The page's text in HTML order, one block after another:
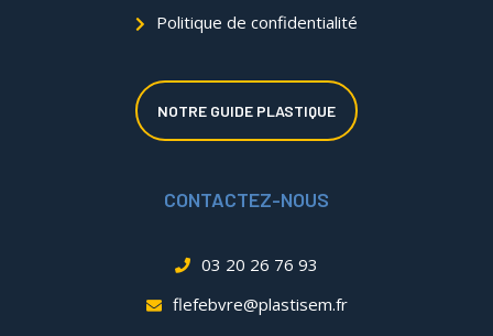
Politique de confidentialité
NOTRE GUIDE PLASTIQUE
CONTACTEZ-NOUS
03 20 26 76 93
flefebvre@plastisem.fr